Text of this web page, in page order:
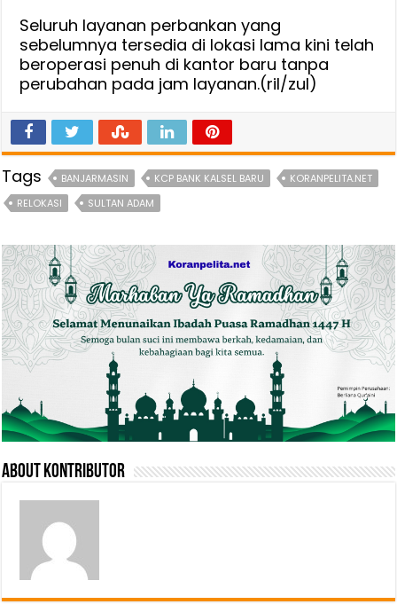
Seluruh layanan perbankan yang
sebelumnya tersedia di lokasi lama kini telah
beroperasi penuh di kantor baru tanpa
perubahan pada jam layanan.(ril/zul)
Tags BANJARMASIN KCP BANK KALSEL BARU
KORANPELITA.NET
RELOKASI
SULTAN ADAM
About Kontributor